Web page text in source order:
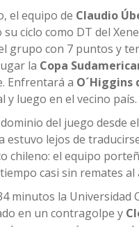
el equipo de Claudio
ciclo como DT del
grupo con 7 puntos y
la Copa
Enfrentará a O´Higgins
y luego en el vecino país.
del juego desde
estuvo lejos de
chileno: el equipo
casi sin remates al
minutos la Universidad
en un contragolpe y